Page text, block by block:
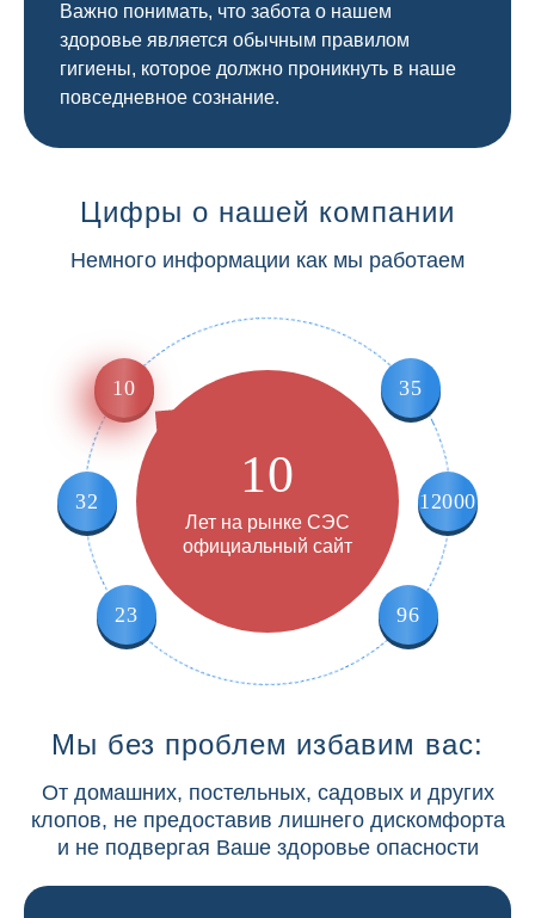
Важно понимать, что забота о нашем
здоровье является обычным правилом
гигиены, которое должно проникнуть в наше
повседневное сознание.
Цифры о нашей компании
Немного информации как мы работаем
10 35
12000
96
23
32 10
Лет на рынке СЭС
официальный сайт
Мы без проблем избавим вас:
От домашних, постельных, садовых и других
клопов, не предоставив лишнего дискомфорта
и не подвергая Ваше здоровье опасности